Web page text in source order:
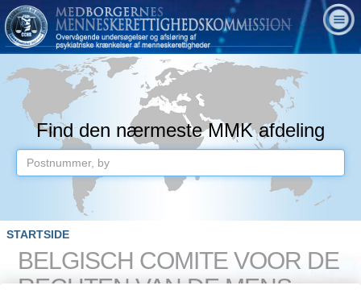
Find den nærmeste MMK afdeling
STARTSIDE
BELGISCH COMITE VOOR DE
RECHTEN VAN DE MENS